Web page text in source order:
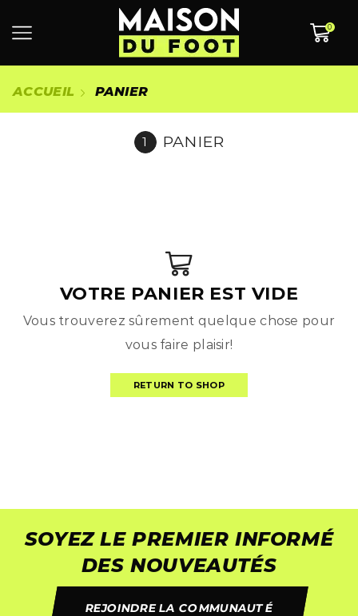
0
ACCUEIL PANIER
PANIER
VOTRE PANIER EST VIDE
Vous trouverez sûrement quelque chose pour
vous faire plaisir!
RETURN TO SHOP
SOYEZ LE PREMIER INFORMÉ
DES NOUVEAUTÉS
REJOINDRE LA COMMUNAUTÉ